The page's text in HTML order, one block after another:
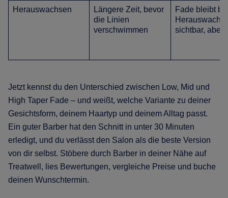
Herauswachsen
Längere Zeit, bevor
die Linien
verschwimmen
Fade bleibt
sichtbar, aber
Jetzt kennst du den Unterschied zwischen Low, Mid und
High Taper Fade – und weißt, welche Variante zu deiner
Gesichtsform, deinem Haartyp und deinem Alltag passt.
Ein guter Barber hat den Schnitt in unter 30 Minuten
erledigt, und du verlässt den Salon als die beste Version
von dir selbst. Stöbere durch Barber in deiner Nähe auf
Treatwell, lies Bewertungen, vergleiche Preise und buche
deinen Wunschtermin.